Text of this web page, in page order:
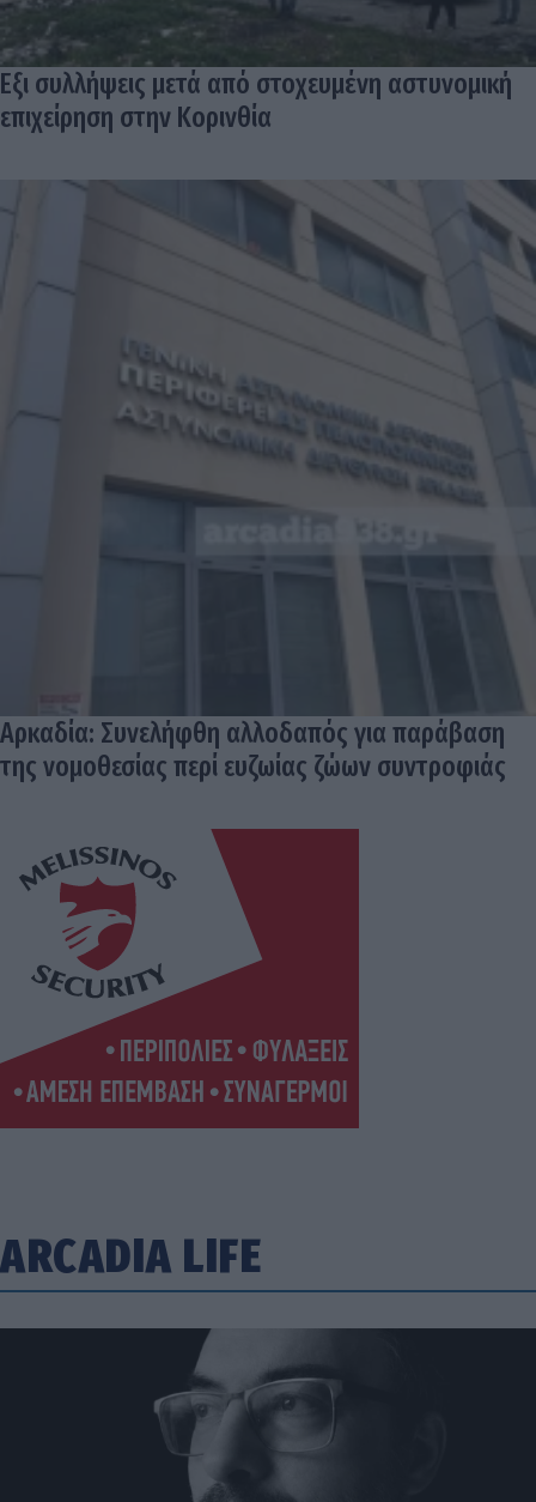
Εξι συλλήψεις μετά από στοχευμένη αστυνομική
επιχείρηση στην Κορινθία
Αρκαδία: Συνελήφθη αλλοδαπός για παράβαση
της νομοθεσίας περί ευζωίας ζώων συντροφιάς
ARCADIA LIFE